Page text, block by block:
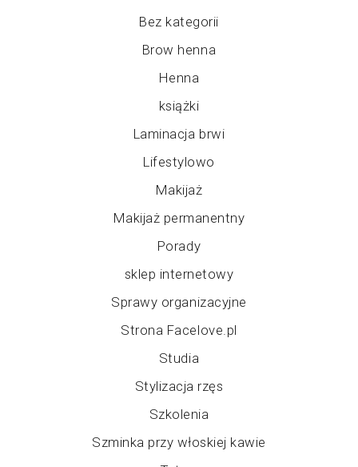
Bez kategorii
Brow henna
Henna
książki
Laminacja brwi
Lifestylowo
Makijaż
Makijaż permanentny
Porady
sklep internetowy
Sprawy organizacyjne
Strona Facelove.pl
Studia
Stylizacja rzęs
Szkolenia
Szminka przy włoskiej kawie